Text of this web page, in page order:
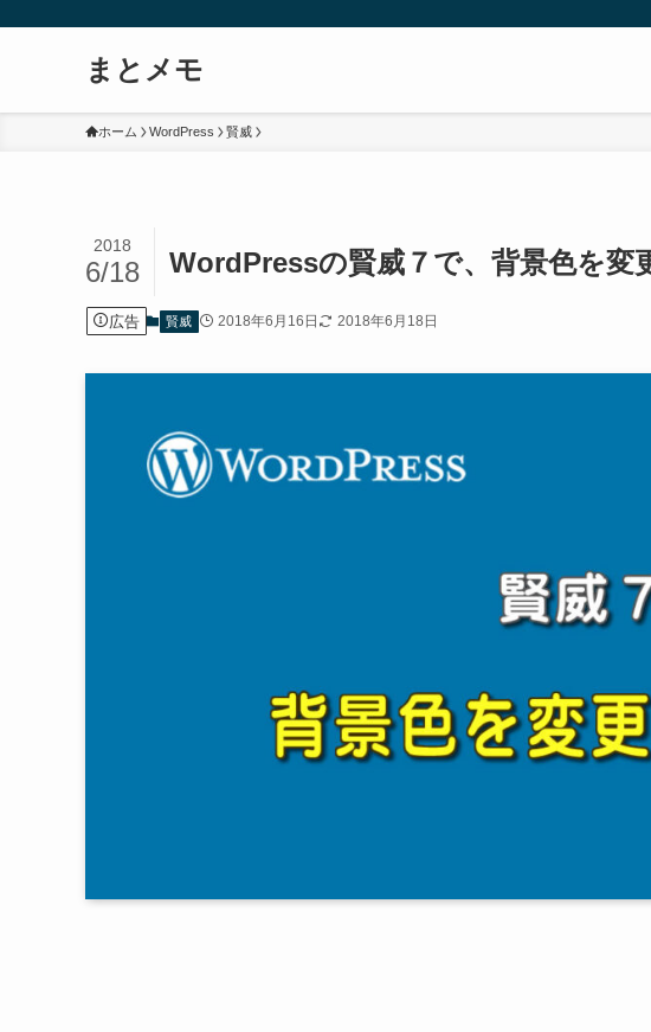
まとメモ
ホーム WordPress 賢威
WordPressの賢威７で、背景色を変
2018
6/18
広告 賢威 2018年6月16日 2018年6月18日